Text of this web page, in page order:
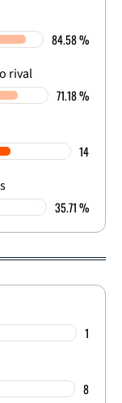
84.58 %
rival
71.18 %
14
35.71 %
1
8